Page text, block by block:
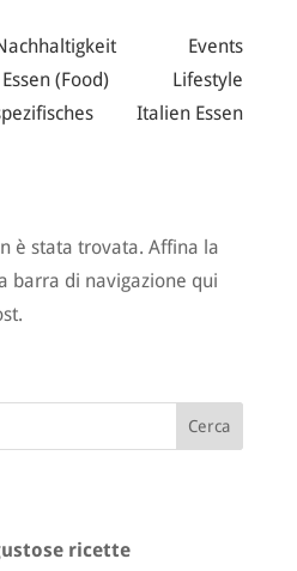
Events
Essen (Food)
Lifestyle
Italien Essen
è stata trovata. Affina la
barra di navigazione qui
ricette